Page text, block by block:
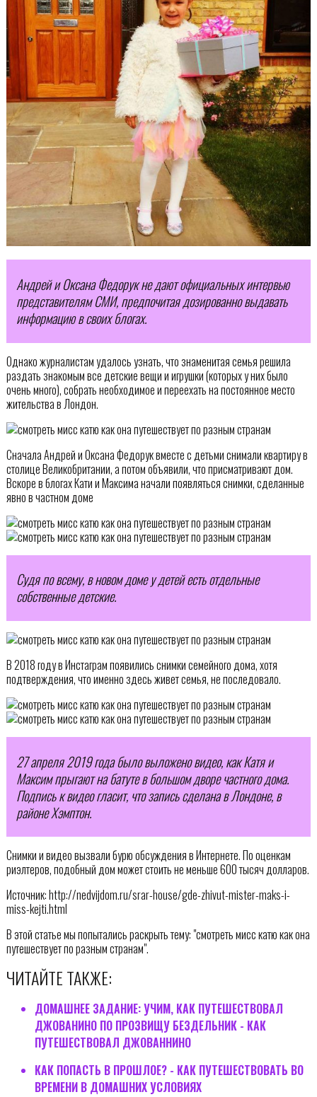
Андрей и Оксана Федорук не дают официальных интервью
представителям СМИ, предпочитая дозированно выдавать
информацию в своих блогах.
Однако журналистам удалось узнать, что знаменитая семья решила
раздать знакомым все детские вещи и игрушки (которых у них было
очень много), собрать необходимое и переехать на постоянное место
жительства в Лондон.
Сначала Андрей и Оксана Федорук вместе с детьми снимали квартиру в
столице Великобритании, а потом объявили, что присматривают дом.
Вскоре в блогах Кати и Максима начали появляться снимки, сделанные
явно в частном доме
Судя по всему, в новом доме у детей есть отдельные
собственные детские.
В 2018 году в Инстаграм появились снимки семейного дома, хотя
подтверждения, что именно здесь живет семья, не последовало.
27 апреля 2019 года было выложено видео, как Катя и
Максим прыгают на батуте в большом дворе частного дома.
Подпись к видео гласит, что запись сделана в Лондоне, в
районе Хэмптон.
Снимки и видео вызвали бурю обсуждения в Интернете. По оценкам
риэлтеров, подобный дом может стоить не меньше 600 тысяч долларов.
Источник: http://nedvijdom.ru/srar-house/gde-zhivut-mister-maks-i-
miss-kejti.html
В этой статье мы попытались раскрыть тему: "смотреть мисс катю как она
путешествует по разным странам".
ЧИТАЙТЕ ТАКЖЕ:
ДОМАШНЕЕ ЗАДАНИЕ: УЧИМ, КАК ПУТЕШЕСТВОВАЛ
ДЖОВАНИНО ПО ПРОЗВИЩУ БЕЗДЕЛЬНИК - КАК
ПУТЕШЕСТВОВАЛ ДЖОВАННИНО
КАК ПОПАСТЬ В ПРОШЛОЕ? - КАК ПУТЕШЕСТВОВАТЬ ВО
ВРЕМЕНИ В ДОМАШНИХ УСЛОВИЯХ